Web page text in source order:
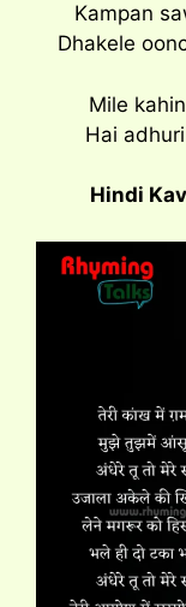
Kampan
Dhakele
Mile
Hai
Hindi